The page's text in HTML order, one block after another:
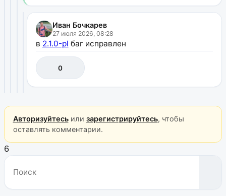
Иван Бочкарев
27 июля 2026, 08:28
в 2.1.0-pl баг исправлен
0
Авторизуйтесьили зарегистрируйтесь, чтобы
оставлять комментарии.
6